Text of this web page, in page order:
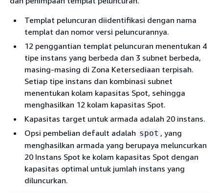
Templat peluncuran diidentifikasi dengan nama
templat dan nomor versi peluncurannya.
12 penggantian templat peluncuran menentukan 4
tipe instans yang berbeda dan 3 subnet berbeda,
masing-masing di Zona Ketersediaan terpisah.
Setiap tipe instans dan kombinasi subnet
menentukan kolam kapasitas Spot, sehingga
menghasilkan 12 kolam kapasitas Spot.
Kapasitas target untuk armada adalah 20 instans.
Opsi pembelian default adalah spot , yang
menghasilkan armada yang berupaya meluncurkan
20 Instans Spot ke kolam kapasitas Spot dengan
kapasitas optimal untuk jumlah instans yang
diluncurkan.